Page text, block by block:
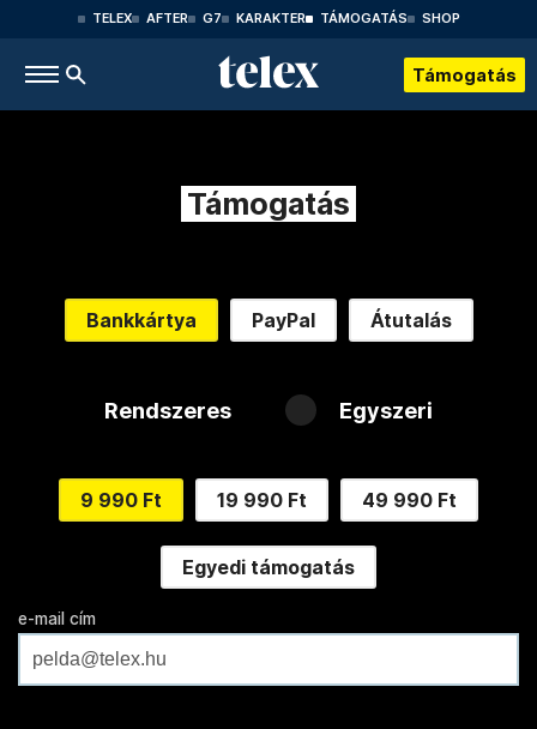
TELEX AFTER G7 KARAKTER TÁMOGATÁS SHOP
Támogatás
Támogatás
Bankkártya PayPal Átutalás
Rendszeres Egyszeri
9 990 Ft 19 990 Ft 49 990 Ft
Egyedi támogatás
e-mail cím